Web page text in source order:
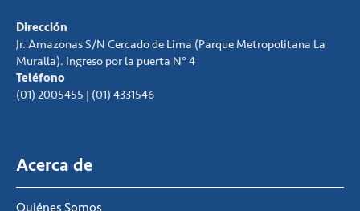
Dirección
Jr. Amazonas S/N Cercado de Lima (Parque Metropolitana La
Muralla). Ingreso por la puerta N° 4
Teléfono
(01) 2005455 | (01) 4331546
Acerca de
Quiénes Somos